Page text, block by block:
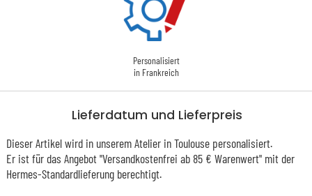
Personalisiert
in Frankreich
Lieferdatum und Lieferpreis
Dieser Artikel wird in unserem Atelier in Toulouse personalisiert.
Er ist für das Angebot "Versandkostenfrei ab 85 € Warenwert" mit der
Hermes-Standardlieferung berechtigt.